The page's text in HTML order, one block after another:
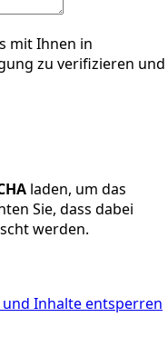
mit Ihnen in
zu verifizieren und
laden, um das
Sie, dass dabei
werden.
Inhalte entsperren